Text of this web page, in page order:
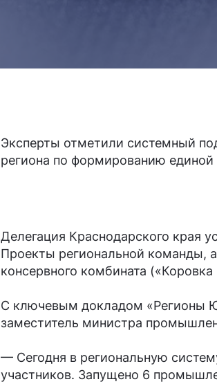
Эксперты отметили системный
региона по формированию
Делегация Краснодарского края
Проекты региональной команды,
консервного комбината
С ключевым докладом «Регионы
заместитель министра
— Сегодня в региональную
участников. Запущено 6